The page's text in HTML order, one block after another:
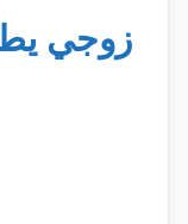
زوجي